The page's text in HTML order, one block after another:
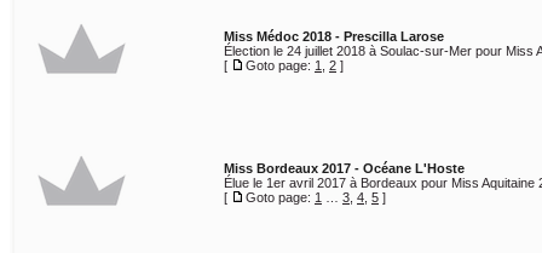
Miss Médoc 2018 - Prescilla Larose
Élection le 24 juillet 2018 à Soulac-sur-Mer pour Miss
[
Goto page: 1 2 ]
Miss Bordeaux 2017 - Océane L'Hoste
Élue le 1er avril 2017 à Bordeaux pour Miss Aquitaine
[
Goto page: 1 3 4 5 ]